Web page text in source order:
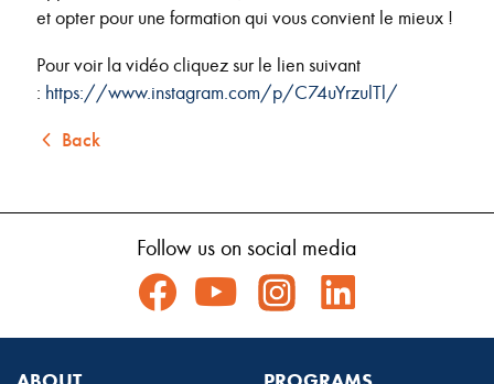
et opter pour une formation qui vous convient le mieux !
Pour voir la vidéo cliquez sur le lien suivant
: https://www.instagram.com/p/C74uYrzulTl/
Back
Follow us on social media